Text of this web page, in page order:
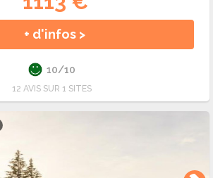
+ d'infos >
10/10
12 AVIS SUR 1 SITES